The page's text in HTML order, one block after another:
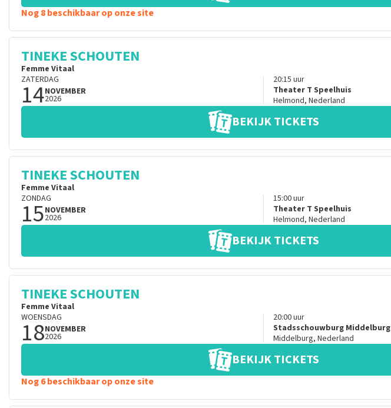
Nog 8 beschikbaar op onze site
TINEKE SCHOUTEN
Femme Vitaal
ZATERDAG
14NOVEMBER
2026
20:15 uur
Theater T Speelhuis
Helmond, Nederland
BEKIJK TICKETS
TINEKE SCHOUTEN
Femme Vitaal
ZONDAG
15NOVEMBER
2026
15:00uur
Theater T Speelhuis
Helmond, Nederland
BEKIJK TICKETS
TINEKE SCHOUTEN
Femme Vitaal
WOENSDAG
18NOVEMBER
2026
20:00uur
Stadsschouwburg Middelburg
Middelburg, Nederland
BEKIJK TICKETS
Nog 6 beschikbaar op onze site